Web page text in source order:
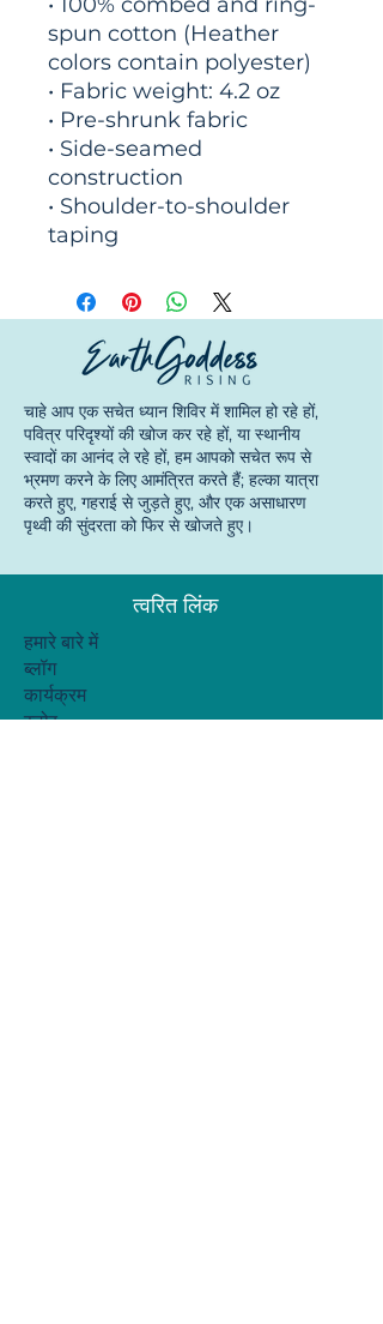
spun cotton (Heather
colors contain polyester)
• Fabric weight: 4.2 oz
• Pre-shrunk fabric
• Side-seamed
construction
• Shoulder-to-shoulder
taping
© कॉपीराइट
© 2026 Earth Goddess Rising| EGR-
INTL| Terms of Use | Privacy Policy
चाहे आप एक सचेत ध्यान शिविर में शामिल हो रहे हों,
पवित्र परिदृश्यों की खोज कर रहे हों, या स्थानीय
स्वादों का आनंद ले रहे हों, हम आपको सचेत रूप से
भ्रमण करने के लिए आमंत्रित करते हैं; हल्का यात्रा
करते हुए, गहराई से जुड़ते हुए, और एक असाधारण
पृथ्वी की सुंदरता को फिर से खोजते हुए।
त्वरित लिंक
हमारे बारे में
ब्लॉग
कार्यक्रम
स्टोर